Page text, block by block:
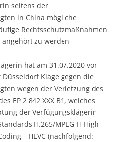
seitens der
in China mögliche
Rechtsschutzmaßnahmen
zu werden –
hat am 31.07.2020 vor
Klage gegen die
wegen der Verletzung des
EP 2 842 XXX B1, welches
der Verfügungsklägerin
H.265/MPEG-H High
– HEVC (nachfolgend: